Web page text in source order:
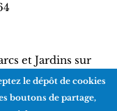
et Jardins sur
le dépôt de cookies
boutons de partage,